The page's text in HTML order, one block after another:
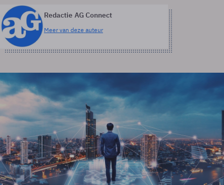
Redactie AG Connect
Meer van deze auteur